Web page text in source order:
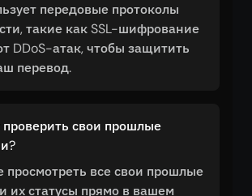
передовые протоколы
такие как SSL-шифрование
DDoS-атак, чтобы защитить
перевод.
проверить свои прошлые
все свои прошлые
их статусы прямо в вашем